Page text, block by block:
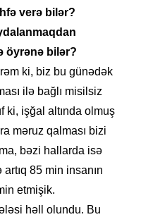
verə bilər?
öyrənə bilər?
ki, biz bu günədək
ilə bağlı misilsiz
ki, işğal altında olmuş
məruz qalması bizi
bəzi hallarda isə
85 min insanın
etmişik.
həll olundu. Bu